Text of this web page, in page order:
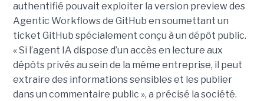
authentifié pouvait exploiter la version preview des
Agentic Workflows de GitHub en soumettant un
ticket GitHub spécialement conçu à un dépôt public.
« Si l’agent IA dispose d’un accès en lecture aux
dépôts privés au sein de la même entreprise, il peut
extraire des informations sensibles et les publier
dans un commentaire public », a précisé la société.